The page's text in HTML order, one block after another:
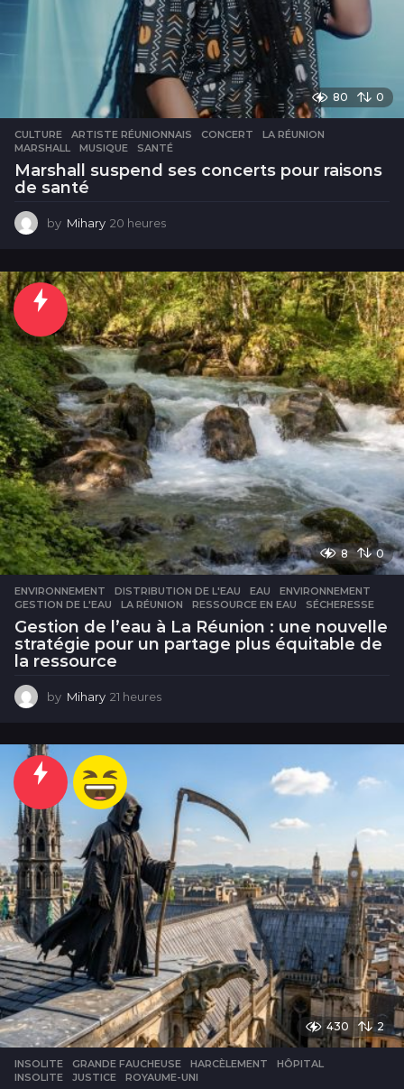
80 0
CULTURE ARTISTE RÉUNIONNAIS ,CONCERT ,LA RÉUNION
MARSHALL
,MUSIQUE ,SANTÉ
Marshall suspend ses concerts pour raisons
de santé
by Mihary 20 heures
e
u
r
e
s
8 0
ENVIRONNEMENT DISTRIBUTION DE L'EAU ,EAU ,ENVIRONNEMENT
GESTION DE L'EAU
,LA RÉUNION ,RESSOURCE EN EAU ,SÉCHERESSE
Gestion de l’eau à La Réunion : une nouvelle
stratégie pour un partage plus équitable de
la ressource
by Mihary 21 heures
e
430 2
INSOLITE GRANDE FAUCHEUSE ,HARCÈLEMENT ,HÔPITAL
INSOLITE
,JUSTICE ,ROYAUME-UNI